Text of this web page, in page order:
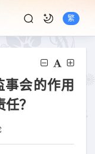
繁
事会的作用
？